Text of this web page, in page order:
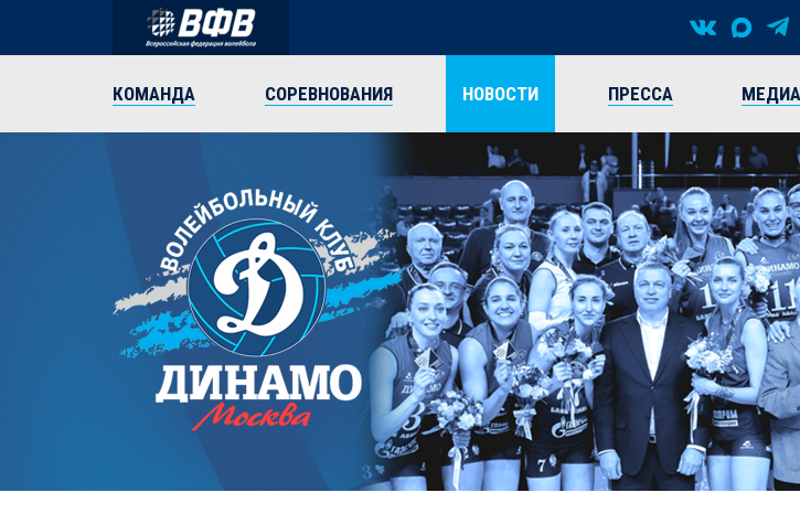
КОМАНДА СОРЕВНОВАНИЯ НОВОСТИ ПРЕССА МЕДИА